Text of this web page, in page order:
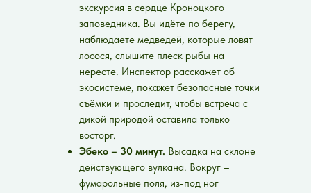
экскурсия в сердце Кроноцкого
заповедника. Вы идёте по берегу,
наблюдаете медведей, которые ловят
лосося, слышите плеск рыбы на
нересте. Инспектор расскажет об
экосистеме, покажет безопасные точки
съёмки и проследит, чтобы встреча с
дикой природой оставила только
восторг.
Эбеко – 30 минут. Высадка на склоне
действующего вулкана. Вокруг –
фумарольные поля, из-под ног